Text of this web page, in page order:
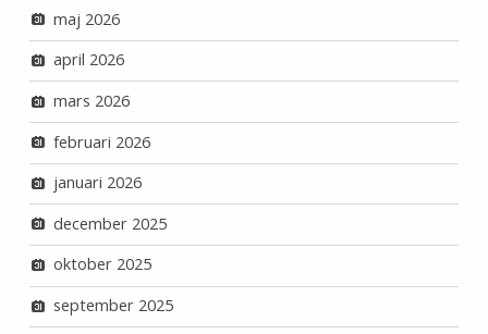
maj 2026
april 2026
mars 2026
februari 2026
januari 2026
december 2025
oktober 2025
september 2025